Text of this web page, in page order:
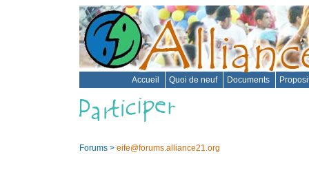
Accueil Quoi de neuf Documents
Forums > eife@forums.alliance21.org